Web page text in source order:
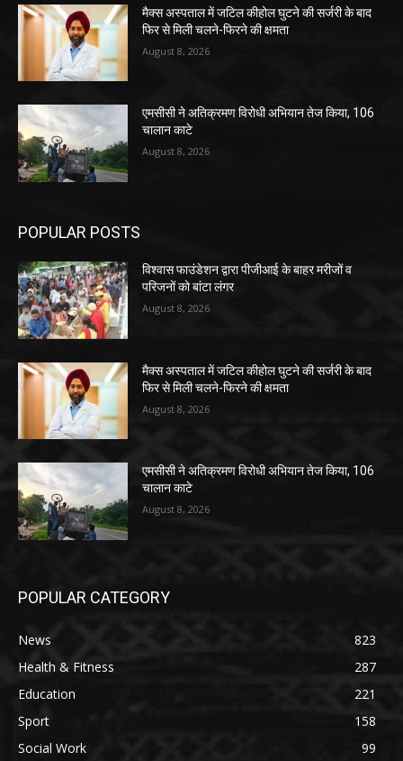
मैक्स अस्पताल में जटिल कीहोल घुटने की सर्जरी के बाद
फिर से मिली चलने-फिरने की क्षमता
August 8, 2026
एमसीसी ने अतिक्रमण विरोधी अभियान तेज किया, 106
चालान काटे
August 8, 2026
POPULAR POSTS
विश्वास फाउंडेशन द्वारा पीजीआई के बाहर मरीजों व
परिजनों को बांटा लंगर
August 8, 2026
मैक्स अस्पताल में जटिल कीहोल घुटने की सर्जरी के बाद
फिर से मिली चलने-फिरने की क्षमता
August 8, 2026
एमसीसी ने अतिक्रमण विरोधी अभियान तेज किया, 106
चालान काटे
August 8, 2026
POPULAR CATEGORY
News
823
Health & Fitness
287
Education
221
Sport
158
Social Work
99